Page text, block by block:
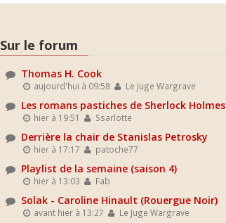
Sur le forum
Thomas H. Cook
aujourd'hui à 09:58 Le Juge Wargrave
Les romans pastiches de Sherlock Holmes
hier à 19:51 Ssarlotte
Derrière la chair de Stanislas Petrosky
hier à 17:17 patoche77
Playlist de la semaine (saison 4)
hier à 13:03 Fab
Solak - Caroline Hinault (Rouergue Noir)
avant hier à 13:27 Le Juge Wargrave